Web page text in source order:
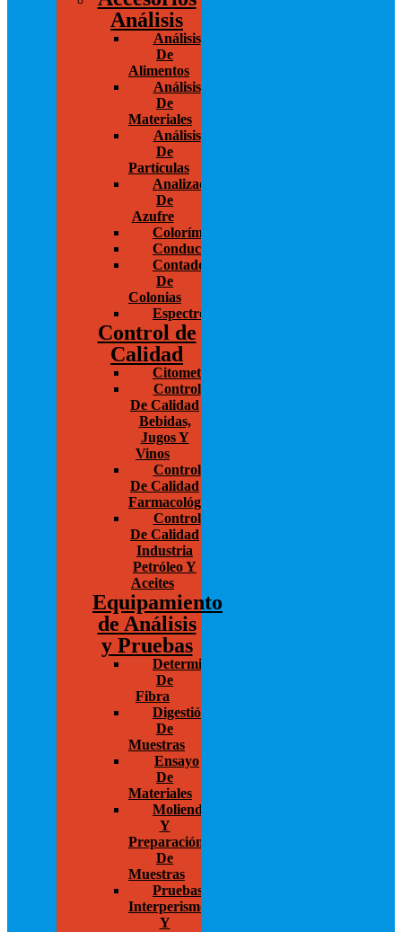
Análisis
Análisis
De
Alimentos
Análisis
De
Materiales
Análisis
De
Partículas
Analizador
De
Azufre
Colorímetros
Conductivímetros
Contador
De
Colonias
Espectrofotometría
Control de
Calidad
Citometría
Control
De Calidad
Bebidas,
Jugos Y
Vinos
Control
De Calidad
Farmacológico
Control
De Calidad
Industria
Petróleo Y
Aceites
Equipamiento
de Análisis
y Pruebas
Determinación
De
Fibra
Digestión
De
Muestras
Ensayo
De
Materiales
Molienda
Y
Preparación
De
Muestras
Pruebas
Interperismo
Y